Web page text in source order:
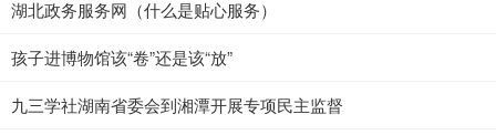
湖北政务服务网（什么是贴心服务）
孩子进博物馆该“卷”还是该“放”
九三学社湖南省委会到湘潭开展专项民主监督